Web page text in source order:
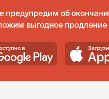
предупредим об
выгодное продление